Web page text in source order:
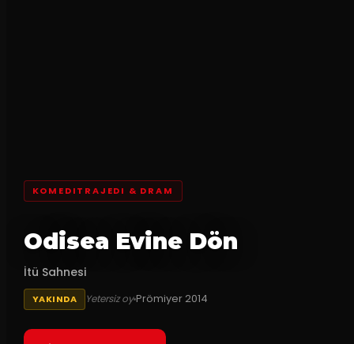
KOMEDITRAJEDI & DRAM
Odisea Evine Dön
İtü Sahnesi
YAKINDA Yetersiz oyPrömiyer 2014